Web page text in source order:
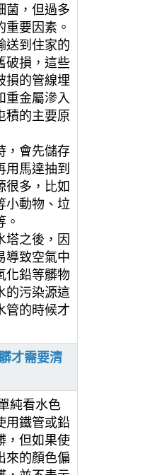
菌，但過多
要因素。
送到住家的
破損，這些
損的管線埋
重金屬滲入
積的主要原
，會先儲存
用馬達抽到
很多，比如
小動物、垃
。
塔之後，因
導致空氣中
化鉛等髒物
的污染源這
管的時候才
才需要清
純看水色
用鐵管或鉛
，但如果使
來的顏色偏